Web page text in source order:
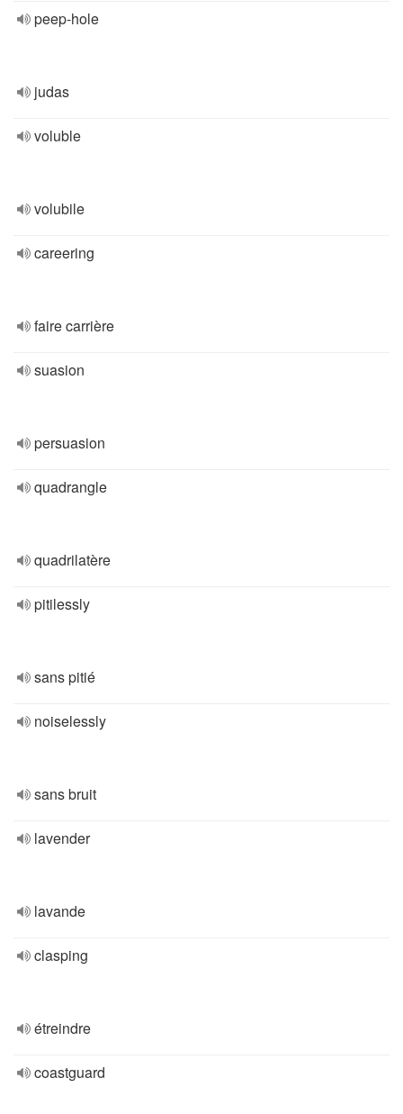
peep-hole
judas
voluble
volubile
careering
faire carrière
suasion
persuasion
quadrangle
quadrilatère
pitilessly
sans pitié
noiselessly
sans bruit
lavender
lavande
clasping
étreindre
coastguard